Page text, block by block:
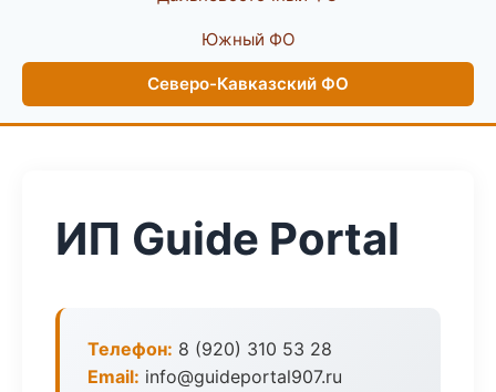
Южный ФО
Северо-Кавказский ФО
ИП Guide Portal
Телефон: 8 (920) 310 53 28
Email: info@guideportal907.ru